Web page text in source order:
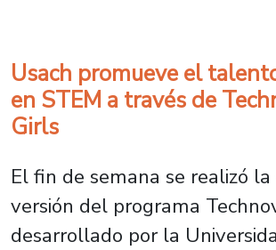
Usach promueve el
en STEM a través de
Girls
El fin de semana se realizó
versión del programa
desarrollado por la